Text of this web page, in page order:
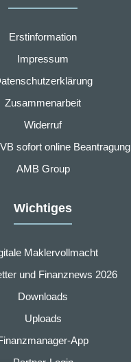
Erstinformation
Impressum
Zusammenarbeit
Widerruf
sofort online Beantragung
AMB Group
Wichtiges
Maklervollmacht
und Finanznews 2026
Downloads
Uploads
App